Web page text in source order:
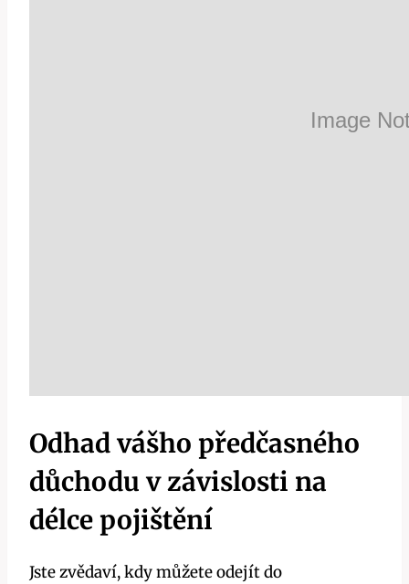
Odhad vášho předčasného
důchodu v závislosti na
délce pojištění
Jste zvědaví, kdy můžete odejít do